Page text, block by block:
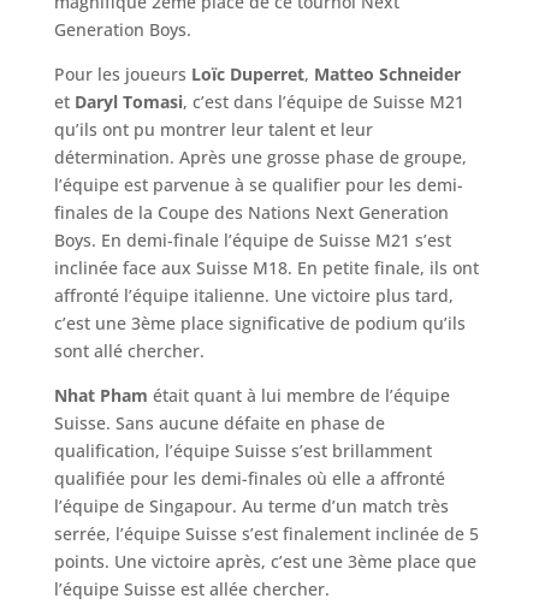
Generation Boys.
Pour les joueurs Loïc Duperret, Matteo Schneider
et Daryl Tomasi, c’est dans l’équipe de Suisse M21
qu’ils ont pu montrer leur talent et leur
détermination. Après une grosse phase de groupe,
l’équipe est parvenue à se qualifier pour les demi-
finales de la Coupe des Nations Next Generation
Boys. En demi-finale l’équipe de Suisse M21 s’est
inclinée face aux Suisse M18. En petite finale, ils ont
affronté l’équipe italienne. Une victoire plus tard,
c’est une 3ème place significative de podium qu’ils
sont allé chercher.
Nhat Pham était quant à lui membre de l’équipe
Suisse. Sans aucune défaite en phase de
qualification, l’équipe Suisse s’est brillamment
qualifiée pour les demi-finales où elle a affronté
l’équipe de Singapour. Au terme d’un match très
serrée, l’équipe Suisse s’est finalement inclinée de 5
points. Une victoire après, c’est une 3ème place que
l’équipe Suisse est allée chercher.